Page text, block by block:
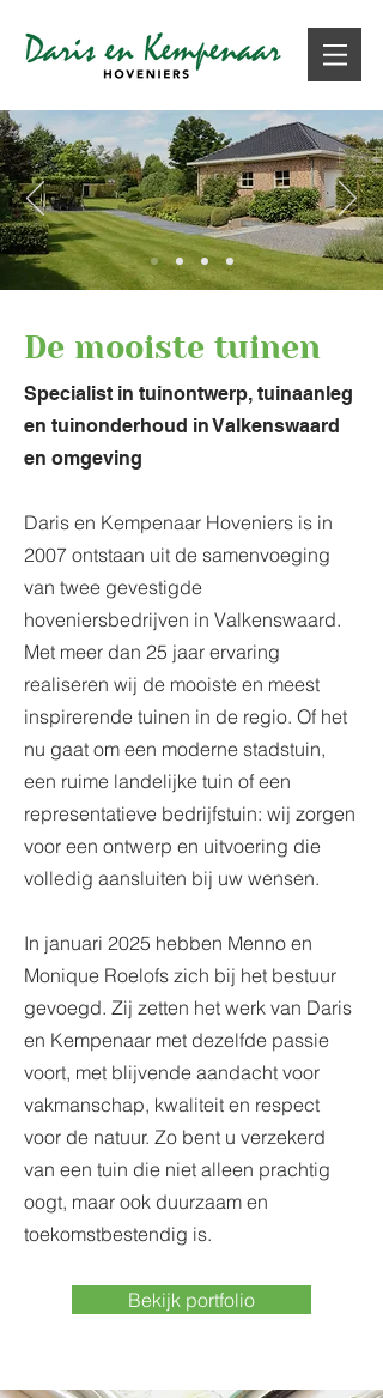
De mooiste tuinen
Specialist in tuinontwerp, tuinaanleg
en tuinonderhoud in Valkenswaard
en omgeving
Daris en Kempenaar Hoveniers is in
2007 ontstaan uit de samenvoeging
van twee gevestigde
hoveniersbedrijven in Valkenswaard.
Met meer dan 25 jaar ervaring
realiseren wij de mooiste en meest
inspirerende tuinen in de regio. Of het
nu gaat om een moderne stadstuin,
een ruime landelijke tuin of een
representatieve bedrijfstuin: wij zorgen
voor een ontwerp en uitvoering die
volledig aansluiten bij uw wensen.
In januari 2025 hebben Menno en
Monique Roelofs zich bij het bestuur
gevoegd. Zij zetten het werk van Daris
en Kempenaar met dezelfde passie
voort, met blijvende aandacht voor
vakmanschap, kwaliteit en respect
voor de natuur. Zo bent u verzekerd
van een tuin die niet alleen prachtig
oogt, maar ook duurzaam en
toekomstbestendig is.
Bekijk portfolio